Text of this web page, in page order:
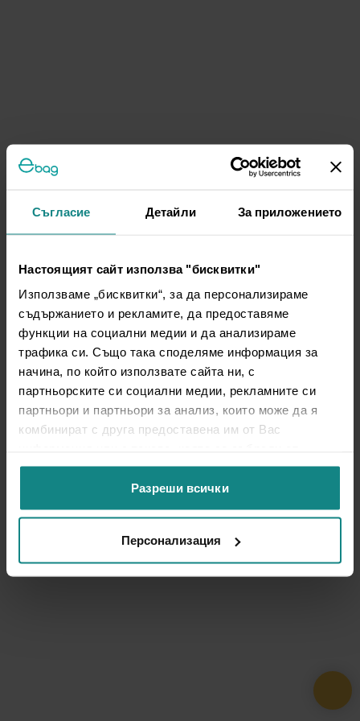
Съгласие Детайли За приложението
Настоящият сайт използва "бисквитки"
Използваме „бисквитки“, за да персонализираме
съдържанието и рекламите, да предоставяме
функции на социални медии и да анализираме
трафика си. Също така споделяме информация за
начина, по който използвате сайта ни, с
партньорските си социални медии, рекламните си
партньори и партньори за анализ, които може да я
комбинират с друга предоставена им от Вас
ползването от Ваша страна на услугите им.
Разреши всички
Персонализация